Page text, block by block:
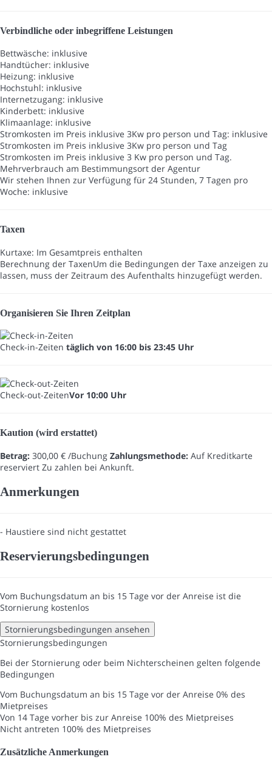
Verbindliche oder inbegriffene Leistungen
Bettwäsche: inklusive
Handtücher: inklusive
Heizung: inklusive
Hochstuhl: inklusive
Internetzugang: inklusive
Kinderbett: inklusive
Klimaanlage: inklusive
Stromkosten im Preis inklusive 3Kw pro person und Tag: inklusive
Stromkosten im Preis inklusive 3Kw pro person und Tag
Stromkosten im Preis inklusive 3 Kw pro person und Tag.
Mehrverbrauch am Bestimmungsort der Agentur
Wir stehen Ihnen zur Verfügung für 24 Stunden, 7 Tagen pro
Woche: inklusive
Taxen
Kurtaxe: Im Gesamtpreis enthalten
Berechnung der TaxenUm die Bedingungen der Taxe anzeigen zu
lassen, muss der Zeitraum des Aufenthalts hinzugefügt werden.
Organisieren Sie Ihren Zeitplan
Check-in-Zeiten täglich von 16:00 bis 23:45 Uhr
Check-out-ZeitenVor 10:00 Uhr
Kaution (wird erstattet)
Betrag: 300,00 € /Buchung Zahlungsmethode: Auf Kreditkarte
reserviert Zu zahlen bei Ankunft.
Anmerkungen
- Haustiere sind nicht gestattet
Reservierungsbedingungen
Vom Buchungsdatum an bis 15 Tage vor der Anreise ist die
Stornierung kostenlos
Stornierungsbedingungen ansehen
Stornierungsbedingungen
Bei der Stornierung oder beim Nichterscheinen gelten folgende
Bedingungen
Vom Buchungsdatum an bis 15 Tage vor der Anreise 0% des
Mietpreises
Von 14 Tage vorher bis zur Anreise 100% des Mietpreises
Nicht antreten 100% des Mietpreises
Zusätzliche Anmerkungen